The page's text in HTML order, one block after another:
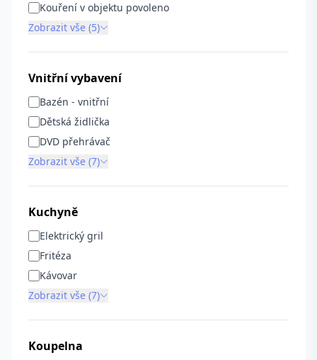
Kouření v objektu povoleno
Zobrazit vše (5)
Vnitřní vybavení
Bazén - vnitřní
Dětská židlička
DVD přehrávač
Zobrazit vše (7)
Kuchyně
Elektrický gril
Fritéza
Kávovar
Zobrazit vše (7)
Koupelna